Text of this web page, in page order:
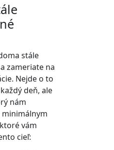
stále
zameriate na
Nejde o to
deň, ale
nám
vám
cieľ: